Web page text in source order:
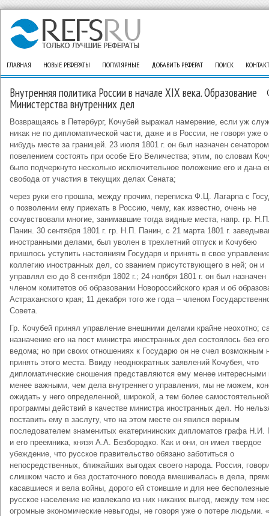
ГЛАВНАЯ НОВЫЕ РЕФЕРАТЫ ПОПУЛЯРНЫЕ ДОБАВИТЬ РЕФЕРАТ ПОИСК
Внутренняя политика России в начале XIX века. Образование
Министерства внутренних дел
Возвращаясь в Петербург, Кочубей выражал намерение, если уж
никак не по дипломатической части, даже и в России, не говоря уже
нибудь месте за границей. 23 июля 1801 г. он был назначен
повелением состоять при особе Его Величества; этим, по словам
было подчеркнуто несколько исключительное положение его и дана
свобода от участия в текущих делах Сената;
через руки его прошла, между прочим, переписка Ф.Ц. Лагарпа с
о позволении ему приехать в Россию, чему, как известно, очень не
сочувствовали многие, занимавшие тогда видные места, напр. гр.
Панин. 30 сентября 1801 г. гр. Н.П. Панин, с 21 марта 1801 г.
иностранными делами, был уволен в трехлетний отпуск и Кочубею
пришлось уступить настояниям Государя и принять в свое
коллегию иностранных дел, со званием присутствующего в ней; он и
управлял ею до 8 сентября 1802 г.; 24 ноября 1801 г. он был назначен
членом комитетов об образовании Новороссийского края и об
Астраханского края; 11 декабря того же года – членом
Совета.
Гр. Кочубей принял управление внешними делами крайне неохотно;
назначение его на пост министра иностранных дел состоялось без его
ведома; но при своих отношениях к Государю он не счел возможным
принять этого места. Ввиду неоднократных заявлений Кочубея, что
дипломатические сношения представляются ему менее интересными
менее важными, чем дела внутреннего управления, мы не можем,
ожидать у него определенной, широкой, а тем более самостоятельной
программы действий в качестве министра иностранных дел. Но
поставить ему в заслугу, что на этом месте он явился верным
последователем знаменитых екатерининских дипломатов графа Н.И.
и его преемника, князя А.А. Безбородко. Как и они, он имел твердое
убеждение, что русское правительство обязано заботиться о
непосредственных, ближайших выгодах своего народа. Россия,
слишком часто и без достаточного повода вмешивалась в дела,
касавшиеся и вела войны, дорого ей стоившие и для нее
русское население не извлекало из них никаких выгод, между тем
огромные экономические невыгоды, не говоря уже о потере людьми.